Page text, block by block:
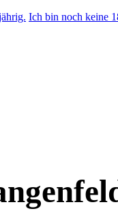
Ich bin noch keine